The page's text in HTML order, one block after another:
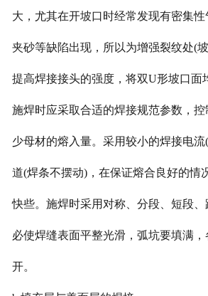
大，尤其在开坡口时经常发现有密集性
夹砂等缺陷出现，所以为增强裂纹处(
提高焊接接头的强度，将双U形坡口面
施焊时应采取合适的焊接规范参数，
少母材的熔入量。采用较小的焊接电流
道(焊条不摆动)，在保证熔合良好的情
快些。施焊时采用对称、分段、短段
必使焊缝表面平整光滑，弧坑要填满
开。